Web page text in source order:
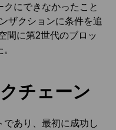
にできなかったこと
ザクションに条件を追
間に第2世代のブロッ
チェーン
であり、最初に成功し